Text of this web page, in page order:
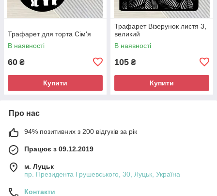
Трафарет для торта Сім'я
В наявності
60 ₴
Купити
Трафарет Візерунок листя 3,
великий
В наявності
105 ₴
Купити
Про нас
94% позитивних з 200 відгуків за рік
Працює з 09.12.2019
м. Луцьк
пр. Президента Грушевського, 30, Луцьк, Україна
Контакти